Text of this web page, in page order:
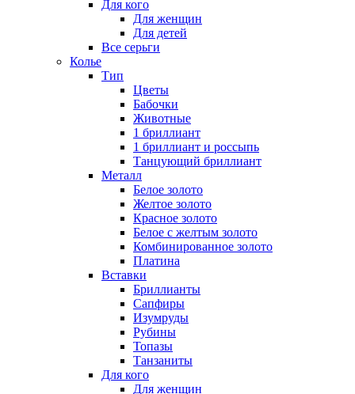
Для кого
Для женщин
Для детей
Все серьги
Колье
Тип
Цветы
Бабочки
Животные
1 бриллиант
1 бриллиант и россыпь
Танцующий бриллиант
Металл
Белое золото
Желтое золото
Красное золото
Белое с желтым золото
Комбинированное золото
Платина
Вставки
Бриллианты
Сапфиры
Изумруды
Рубины
Топазы
Танзаниты
Для кого
Для женщин